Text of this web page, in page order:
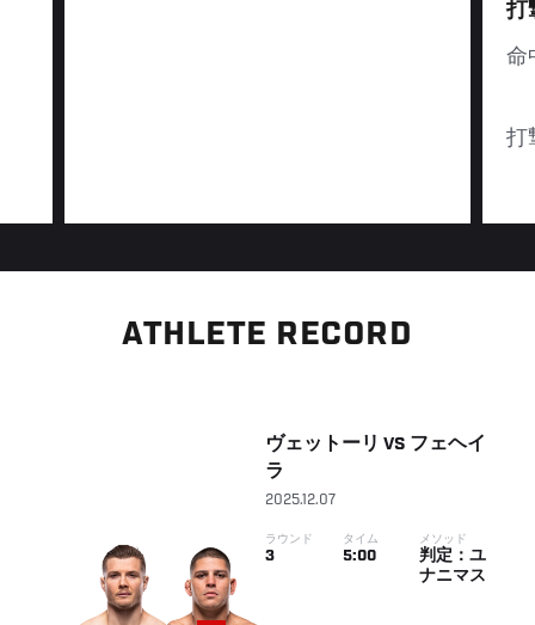
打
命
打
ATHLETE RECORD
ヴェットーリ VS フェヘイ
ラ
2025.12.07
ラウンド
3
タイム
5:00
メソッド
判定：ユ
ナニマス